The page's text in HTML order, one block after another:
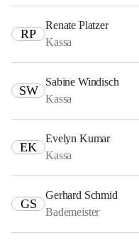
RP
Renate Platzer
Kassa
SW
Sabine Windisch
Kassa
EK
Evelyn Kumar
Kassa
GS
Gerhard Schmid
Bademeister